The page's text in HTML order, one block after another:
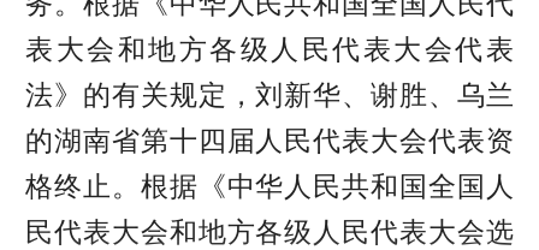
表大会和地方各级人民代表大会代表
法》的有关规定，刘新华、谢胜、乌兰
的湖南省第十四届人民代表大会代表资
格终止。根据《中华人民共和国全国人
民代表大会和地方各级人民代表大会选